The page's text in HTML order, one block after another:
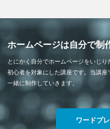
ホームページは自分で制
とにかく自分でホームページをいじ
初心者を対象にした講座です。当講
一緒に制作していきます。
ワードプ